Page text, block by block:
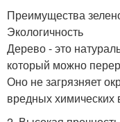
Преимущества
Экологичность
Дерево - это
который можно
Оно не загрязняет
вредных химических